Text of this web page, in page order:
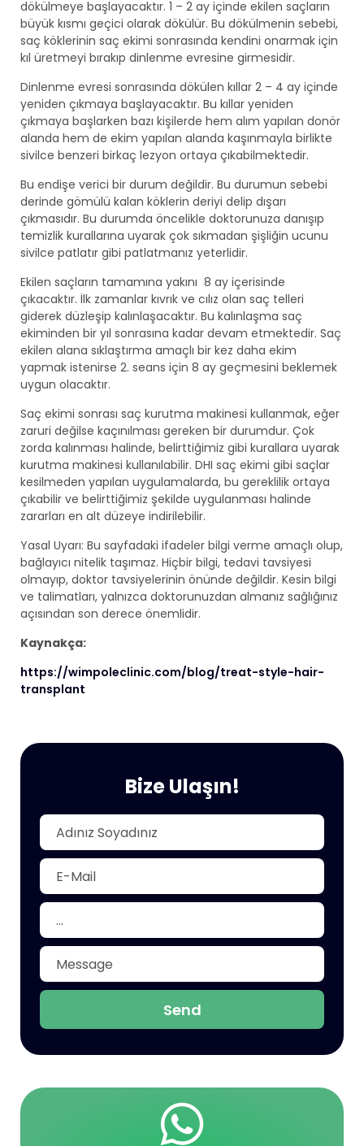
dökülmeye başlayacaktır. 1 – 2 ay içinde ekilen saçların
büyük kısmı geçici olarak dökülür. Bu dökülmenin sebebi,
saç köklerinin saç ekimi sonrasında kendini onarmak için
kıl üretmeyi bırakıp dinlenme evresine girmesidir.
Dinlenme evresi sonrasında dökülen kıllar 2 – 4 ay içinde
yeniden çıkmaya başlayacaktır. Bu kıllar yeniden
çıkmaya başlarken bazı kişilerde hem alım yapılan donör
alanda hem de ekim yapılan alanda kaşınmayla birlikte
sivilce benzeri birkaç lezyon ortaya çıkabilmektedir.
Bu endişe verici bir durum değildir. Bu durumun sebebi
derinde gömülü kalan köklerin deriyi delip dışarı
çıkmasıdır. Bu durumda öncelikle doktorunuza danışıp
temizlik kurallarına uyarak çok sıkmadan şişliğin ucunu
sivilce patlatır gibi patlatmanız yeterlidir.
Ekilen saçların tamamına yakını 8 ay içerisinde
çıkacaktır. İlk zamanlar kıvrık ve cılız olan saç telleri
giderek düzleşip kalınlaşacaktır. Bu kalınlaşma saç
ekiminden bir yıl sonrasına kadar devam etmektedir. Saç
ekilen alana sıklaştırma amaçlı bir kez daha ekim
yapmak istenirse 2. seans için 8 ay geçmesini beklemek
uygun olacaktır.
Saç ekimi sonrası saç kurutma makinesi kullanmak, eğer
zaruri değilse kaçınılması gereken bir durumdur. Çok
zorda kalınması halinde, belirttiğimiz gibi kurallara uyarak
kurutma makinesi kullanılabilir. DHI saç ekimi gibi saçlar
kesilmeden yapılan uygulamalarda, bu gereklilik ortaya
çıkabilir ve belirttiğimiz şekilde uygulanması halinde
zararları en alt düzeye indirilebilir.
Yasal Uyarı: Bu sayfadaki ifadeler bilgi verme amaçlı olup,
bağlayıcı nitelik taşımaz. Hiçbir bilgi, tedavi tavsiyesi
olmayıp, doktor tavsiyelerinin önünde değildir. Kesin bilgi
ve talimatları, yalnızca doktorunuzdan almanız sağlığınız
açısından son derece önemlidir.
Kaynakça:
https://wimpoleclinic.com/blog/treat-style-hair-
transplant
Bize Ulaşın!
Send